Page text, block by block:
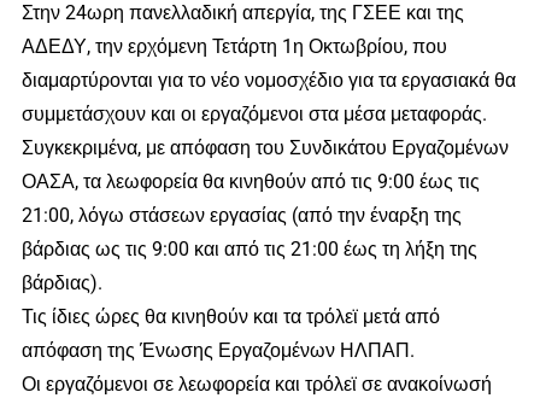
Στην 24ωρη πανελλαδική απεργία, της ΓΣΕΕ και της
ΑΔΕΔΥ, την ερχόμενη Τετάρτη 1η Οκτωβρίου, που
διαμαρτύρονται για το νέο νομοσχέδιο για τα εργασιακά θα
συμμετάσχουν και οι εργαζόμενοι στα μέσα μεταφοράς.
Συγκεκριμένα, με απόφαση του Συνδικάτου Εργαζομένων
ΟΑΣΑ, τα λεωφορεία θα κινηθούν από τις 9:00 έως τις
21:00, λόγω στάσεων εργασίας (από την έναρξη της
βάρδιας ως τις 9:00 και από τις 21:00 έως τη λήξη της
βάρδιας).
Τις ίδιες ώρες θα κινηθούν και τα τρόλεϊ μετά από
απόφαση της Ένωσης Εργαζομένων ΗΛΠΑΠ.
Οι εργαζόμενοι σε λεωφορεία και τρόλεϊ σε ανακοίνωσή